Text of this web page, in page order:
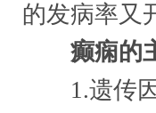
的发病率又
癫痫的主
1.遗传因